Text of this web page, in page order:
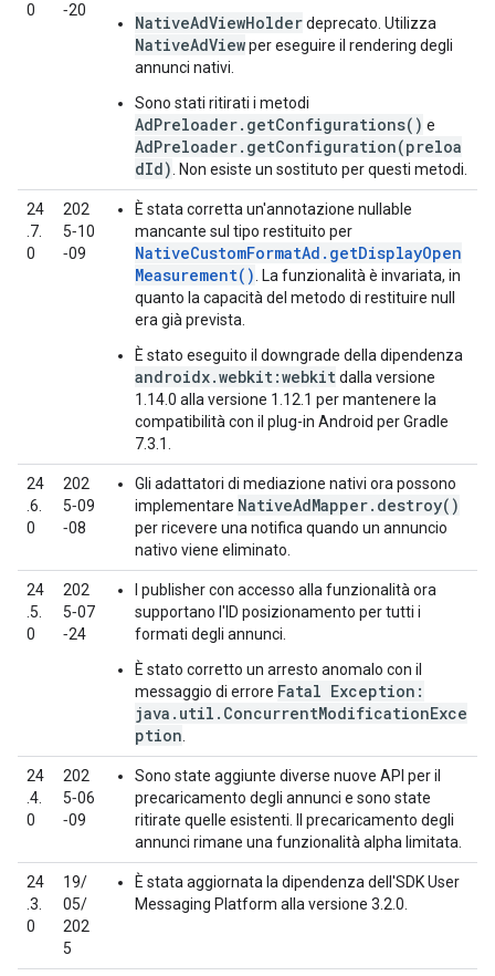
0
‑20
NativeAdViewHolderdeprecato. Utilizza
NativeAdViewper eseguire il rendering degli
annunci nativi.
Sono stati ritirati i metodi
AdPreloader.getConfigurations() e
AdPreloader.getConfiguration(preloa
dId)
. Non esiste un sostituto per questi metodi.
24
.7.
0
202
5‑10
‑09
È stata corretta un'annotazione nullable
mancante sul tipo restituito per
NativeCustomFormatAd.getDisplayOpen
Measurement()
. La funzionalità è invariata, in
quanto la capacità del metodo di restituire null
era già prevista.
È stato eseguito il downgrade della dipendenza
androidx.webkit:webkitdalla versione
1.14.0 alla versione 1.12.1 per mantenere la
compatibilità con il plug-in Android per Gradle
7.3.1.
24
.6.
0
202
5‑09
‑08
Gli adattatori di mediazione nativi ora possono
implementare NativeAdMapper.destroy()
per ricevere una notifica quando un annuncio
nativo viene eliminato.
24
.5.
0
202
5‑07
‑24
I publisher con accesso alla funzionalità ora
supportano l'ID posizionamento per tutti i
formati degli annunci.
È stato corretto un arresto anomalo con il
messaggio di errore Fatal Exception:
java.util.ConcurrentModificationExce
ption
24
.4.
0
202
5‑06
‑09
Sono state aggiunte diverse nuove API per il
precaricamento degli annunci e sono state
ritirate quelle esistenti. Il precaricamento degli
annunci rimane una funzionalità alpha limitata.
24
.3.
0
19/
05/
202
5
È stata aggiornata la dipendenza dell'SDK User
Messaging Platform alla versione 3.2.0.